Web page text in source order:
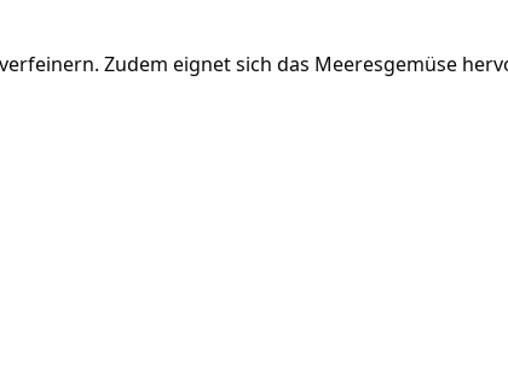
Zudem eignet sich das Meeresgemüse